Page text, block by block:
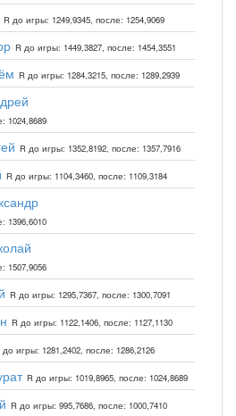
R до игры: 1249,9345, после: 1254,9069
R до игры: 1449,3827, после: 1454,3551
R до игры: 1284,3215, после: 1289,2939
1024,8689
R до игры: 1352,8192, после: 1357,7916
R до игры: 1104,3460, после: 1109,3184
1396,6010
1507,9056
R до игры: 1295,7367, после: 1300,7091
R до игры: 1122,1406, после: 1127,1130
до игры: 1281,2402, после: 1286,2126
R до игры: 1019,8965, после: 1024,8689
R до игры: 995,7686, после: 1000,7410